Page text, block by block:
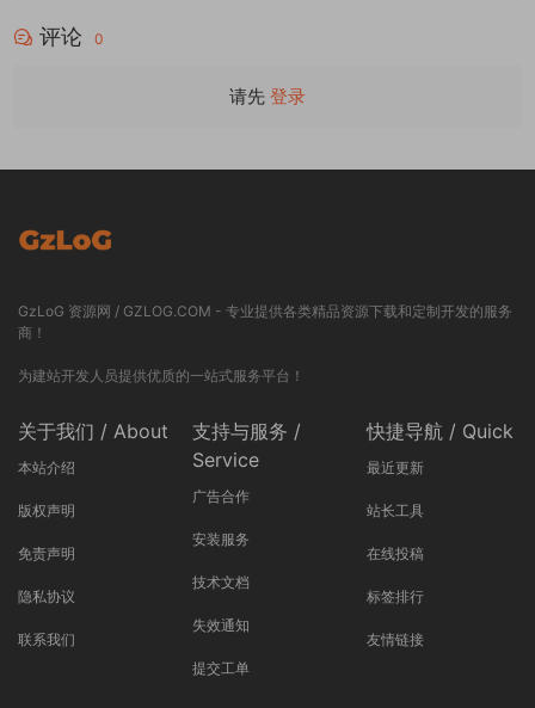
评论 0
请先 登录
GzLoG 资源网 / GZLOG.COM - 专业提供各类精品资源下载和定制开发的服务
商！
为建站开发人员提供优质的一站式服务平台！
关于我们 / About
本站介绍
版权声明
免责声明
隐私协议
联系我们
支持与服务 /
Service
广告合作
安装服务
技术文档
失效通知
提交工单
快捷导航 / Quick
最近更新
站长工具
在线投稿
标签排行
友情链接